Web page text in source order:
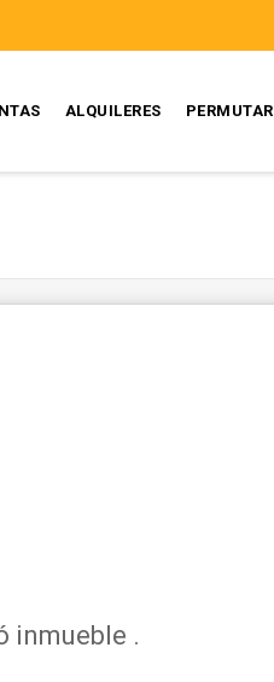
ALQUILERES PERMUTAR
inmueble .